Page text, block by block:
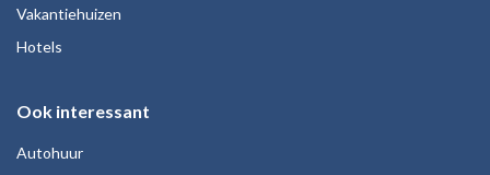
Vakantiehuizen
Hotels
Ook interessant
Autohuur